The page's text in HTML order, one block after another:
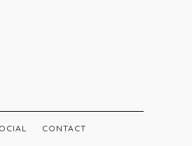
CONTACT